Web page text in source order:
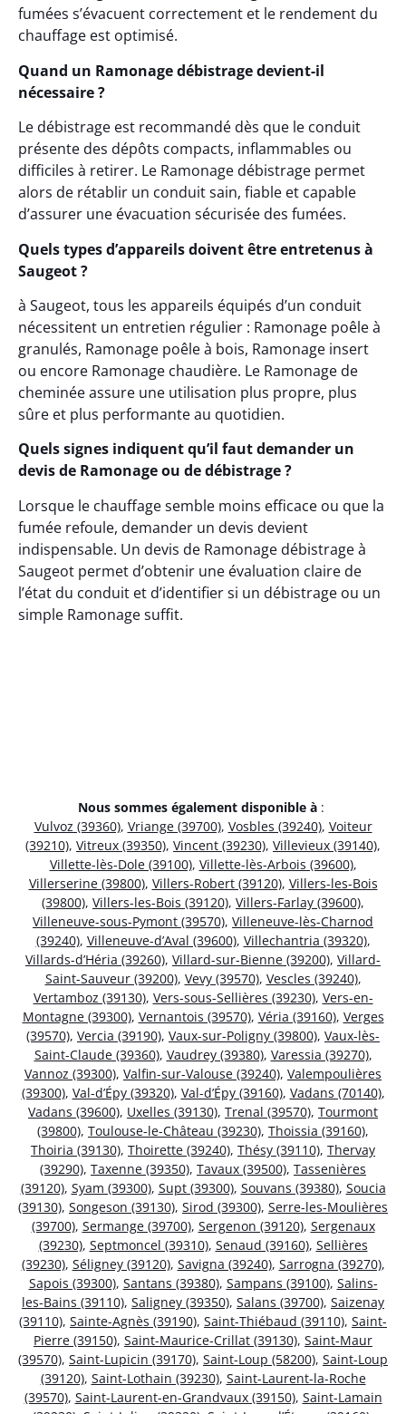
fumées s’évacuent correctement et le rendement du
chauffage est optimisé.
Quand un Ramonage débistrage devient-il
nécessaire ?
Le débistrage est recommandé dès que le conduit
présente des dépôts compacts, inflammables ou
difficiles à retirer. Le Ramonage débistrage permet
alors de rétablir un conduit sain, fiable et capable
d’assurer une évacuation sécurisée des fumées.
Quels types d’appareils doivent être entretenus à
Saugeot ?
à Saugeot, tous les appareils équipés d’un conduit
nécessitent un entretien régulier : Ramonage poêle à
granulés, Ramonage poêle à bois, Ramonage insert
ou encore Ramonage chaudière. Le Ramonage de
cheminée assure une utilisation plus propre, plus
sûre et plus performante au quotidien.
Quels signes indiquent qu’il faut demander un
devis de Ramonage ou de débistrage ?
Lorsque le chauffage semble moins efficace ou que la
fumée refoule, demander un devis devient
indispensable. Un devis de Ramonage débistrage à
Saugeot permet d’obtenir une évaluation claire de
l’état du conduit et d’identifier si un débistrage ou un
simple Ramonage suffit.
Nous sommes également disponible à :
Vulvoz (39360), Vriange (39700), Vosbles (39240), Voiteur
(39210), Vitreux (39350), Vincent (39230), Villevieux (39140),
Villette-lès-Dole (39100), Villette-lès-Arbois (39600),
Villerserine (39800), Villers-Robert (39120), Villers-les-Bois
(39800), Villers-les-Bois (39120), Villers-Farlay (39600),
Villeneuve-sous-Pymont (39570), Villeneuve-lès-Charnod
(39240), Villeneuve-d’Aval (39600), Villechantria (39320),
Villards-d’Héria (39260), Villard-sur-Bienne (39200), Villard-
Saint-Sauveur (39200), Vevy (39570), Vescles (39240),
Vertamboz (39130), Vers-sous-Sellières (39230), Vers-en-
Montagne (39300), Vernantois (39570), Véria (39160), Verges
(39570), Vercia (39190), Vaux-sur-Poligny (39800), Vaux-lès-
Saint-Claude (39360), Vaudrey (39380), Varessia (39270),
Vannoz (39300), Valfin-sur-Valouse (39240), Valempoulières
(39300), Val-d’Épy (39320), Val-d’Épy (39160), Vadans (70140),
Vadans (39600), Uxelles (39130), Trenal (39570), Tourmont
(39800), Toulouse-le-Château (39230), Thoissia (39160),
Thoiria (39130), Thoirette (39240), Thésy (39110), Thervay
(39290), Taxenne (39350), Tavaux (39500), Tassenières
(39120), Syam (39300), Supt (39300), Souvans (39380), Soucia
(39130), Songeson (39130), Sirod (39300), Serre-les-Moulières
(39700), Sermange (39700), Sergenon (39120), Sergenaux
(39230), Septmoncel (39310), Senaud (39160), Sellières
(39230), Séligney (39120), Savigna (39240), Sarrogna (39270),
Sapois (39300), Santans (39380), Sampans (39100), Salins-
les-Bains (39110), Saligney (39350), Salans (39700), Saizenay
(39110), Sainte-Agnès (39190), Saint-Thiébaud (39110), Saint-
Pierre (39150), Saint-Maurice-Crillat (39130), Saint-Maur
(39570), Saint-Lupicin (39170), Saint-Loup (58200), Saint-Loup
(39120), Saint-Lothain (39230), Saint-Laurent-la-Roche
(39570), Saint-Laurent-en-Grandvaux (39150), Saint-Lamain